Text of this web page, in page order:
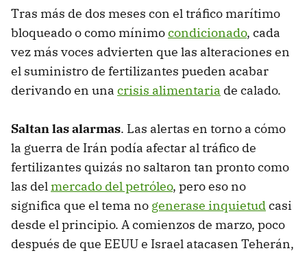
Tras más de dos meses con el tráfico marítimo
bloqueado o como mínimocondicionado, cada
vez más voces advierten que las alteraciones en
el suministro de fertilizantes pueden acabar
derivando en una crisis alimentaria de calado.
Saltan las alarmas. Las alertas en torno a cómo
la guerra de Irán podía afectar al tráfico de
fertilizantes quizás no saltaron tan pronto como
las delmercado del petróleo, pero eso no
significa que el tema no generase inquietudcasi
desde el principio. A comienzos de marzo, poco
después de que EEUU e Israel atacasen Teherán,